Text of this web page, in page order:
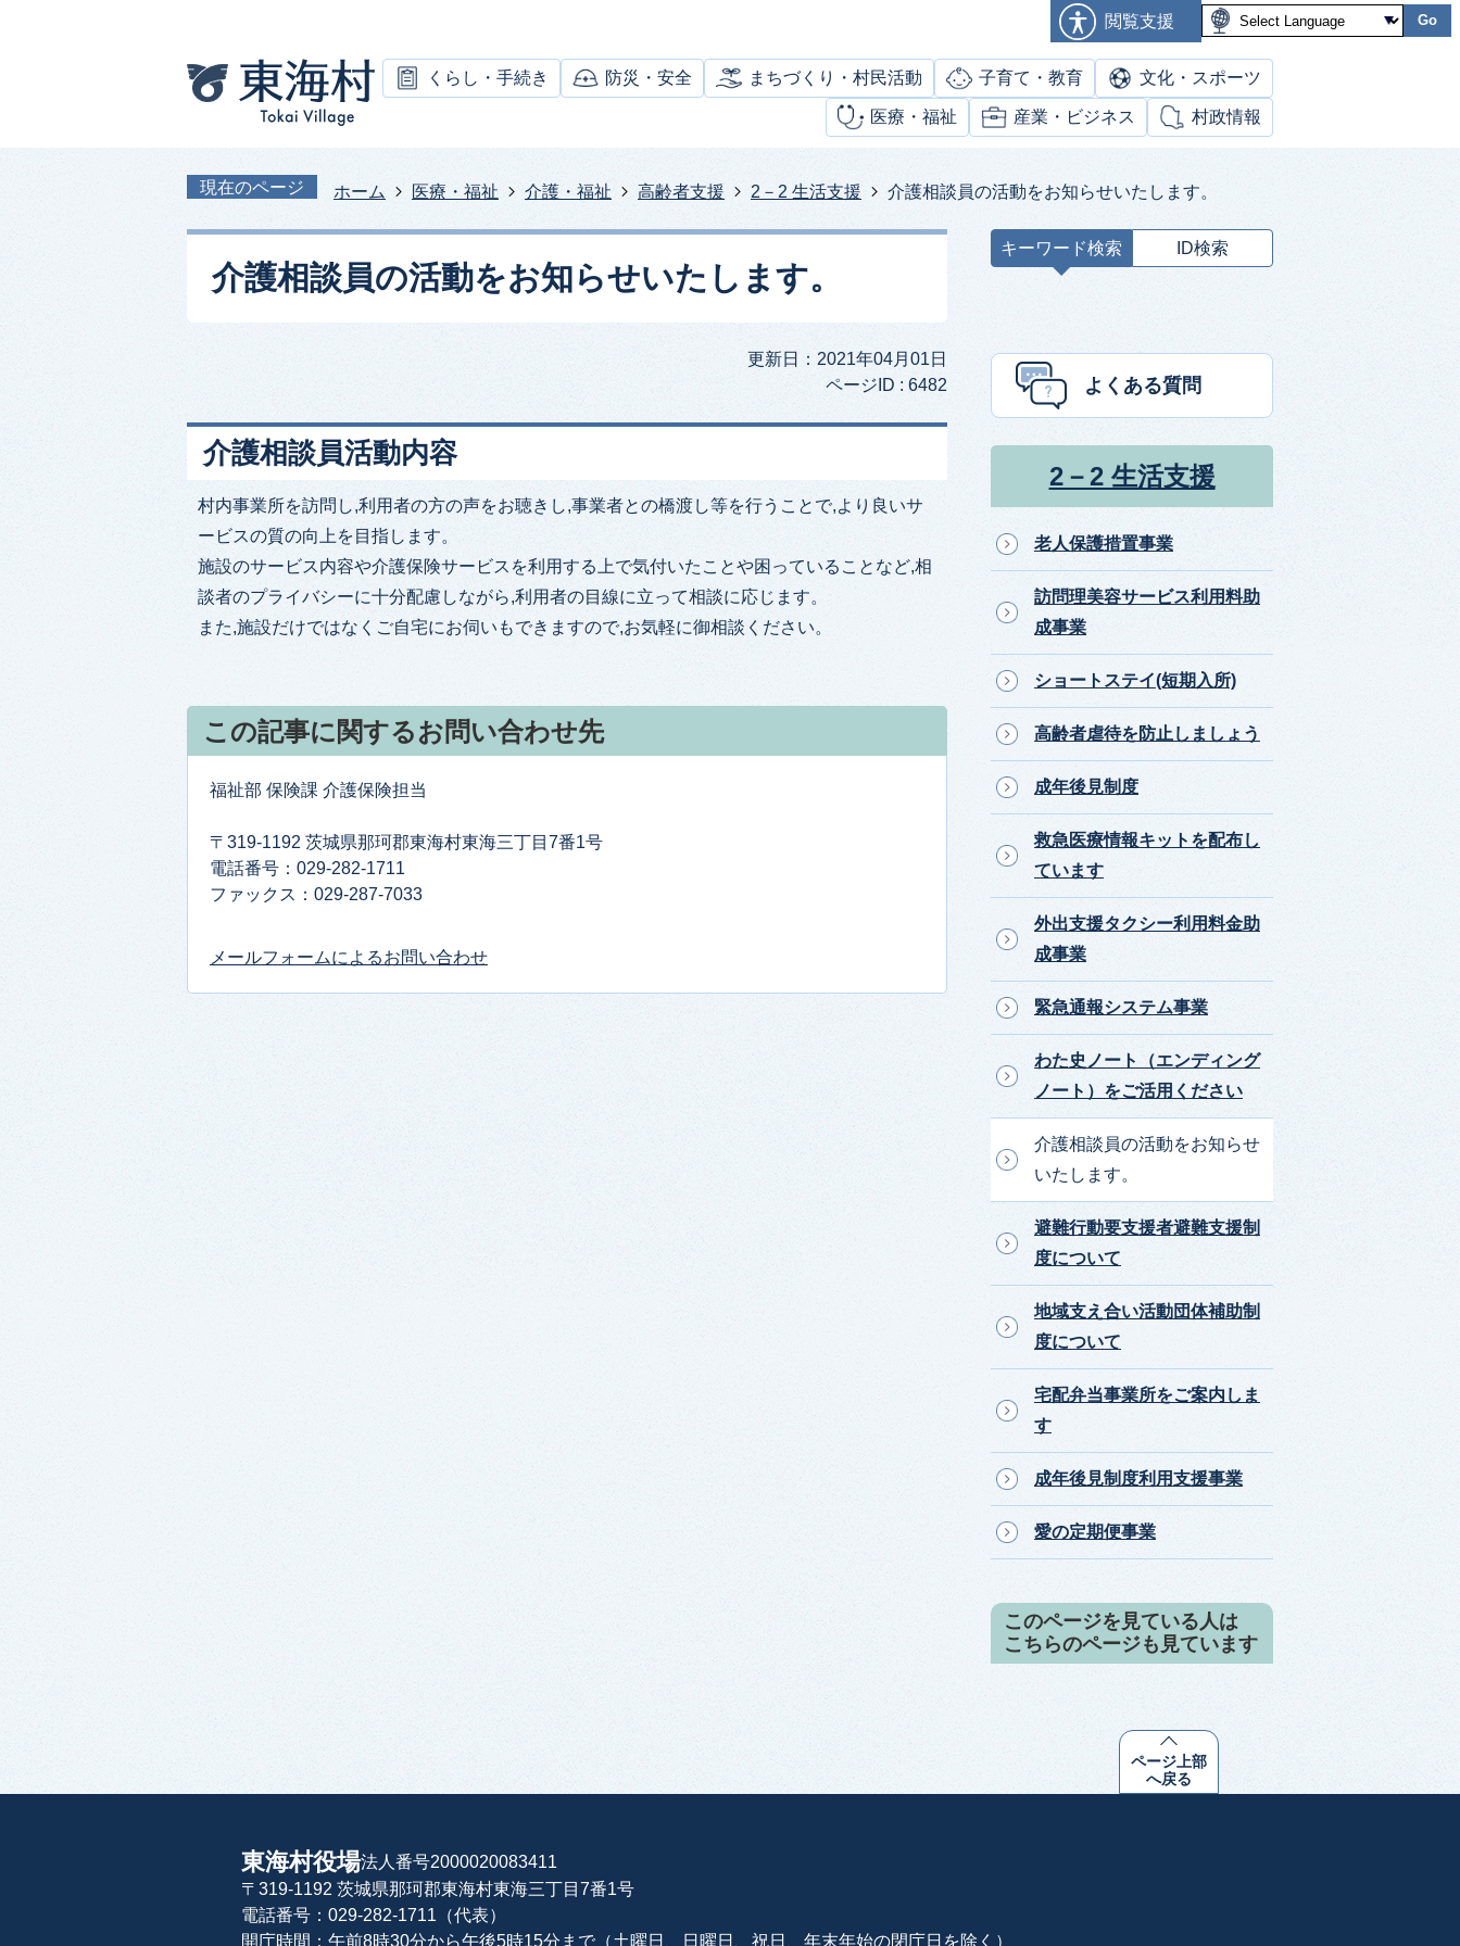
閲覧支援 Go
くらし・手続き 防災・安全 まちづくり・村民活動 子育て・教育 文化・スポーツ
医療・福祉 産業・ビジネス 村政情報
現在のページ ホーム 医療・福祉 介護・福祉 高齢者支援 2－2 生活支援 介護相談員の活動をお知らせいたします。
介護相談員の活動をお知らせいたします。
更新日：2021年04月01日
ページID : 6482
介護相談員活動内容
村内事業所を訪問し,利用者の方の声をお聴きし,事業者との橋渡し等を行うことで,より良いサ
ービスの質の向上を目指します。
施設のサービス内容や介護保険サービスを利用する上で気付いたことや困っていることなど,相
談者のプライバシーに十分配慮しながら,利用者の目線に立って相談に応じます。
また,施設だけではなくご自宅にお伺いもできますので,お気軽に御相談ください。
この記事に関するお問い合わせ先
福祉部 保険課 介護保険担当
〒319-1192 茨城県那珂郡東海村東海三丁目7番1号
電話番号：029-282-1711
ファックス：029-287-7033​​​​​​​
メールフォームによるお問い合わせ
キーワード検索 ID検索
ー
よくある質問
2－2 生活支援
老人保護措置事業
訪問理美容サービス利用料助
成事業
ショートステイ(短期入所)
高齢者虐待を防止しましょう
成年後見制度
救急医療情報キットを配布し
ています
外出支援タクシー利用料金助
成事業
緊急通報システム事業
わた史ノート（エンディング
ノート）をご活用ください
介護相談員の活動をお知らせ
いたします。
避難行動要支援者避難支援制
度について
地域支え合い活動団体補助制
度について
宅配弁当事業所をご案内しま
す
成年後見制度利用支援事業
愛の定期便事業
このページを見ている人は
こちらのページも見ています
ページ上部
へ戻る
東海村役場法人番号2000020083411
〒319-1192 茨城県那珂郡東海村東海三丁目7番1号
電話番号：029-282-1711（代表）
開庁時間：午前8時30分から午後5時15分まで（土曜日、日曜日、祝日、年末年始の閉庁日を除く）